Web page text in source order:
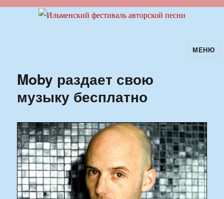
Ильменский фестиваль авторской
песни
МЕНЮ
Moby раздает свою
музыку бесплатно